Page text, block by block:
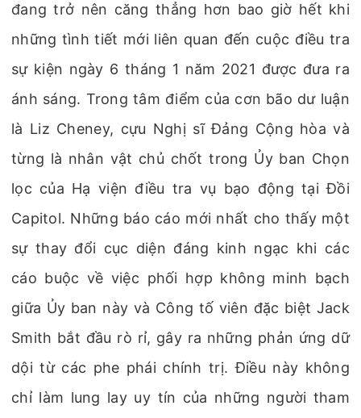
đang trở nên căng thẳng hơn bao giờ hết khi
những tình tiết mới liên quan đến cuộc điều tra
sự kiện ngày 6 tháng 1 năm 2021 được đưa ra
ánh sáng. Trong tâm điểm của cơn bão dư luận
là Liz Cheney, cựu Nghị sĩ Đảng Cộng hòa và
từng là nhân vật chủ chốt trong Ủy ban Chọn
lọc của Hạ viện điều tra vụ bạo động tại Đồi
Capitol. Những báo cáo mới nhất cho thấy một
sự thay đổi cục diện đáng kinh ngạc khi các
cáo buộc về việc phối hợp không minh bạch
giữa Ủy ban này và Công tố viên đặc biệt Jack
Smith bắt đầu rò rỉ, gây ra những phản ứng dữ
dội từ các phe phái chính trị. Điều này không
chỉ làm lung lay uy tín của những người tham